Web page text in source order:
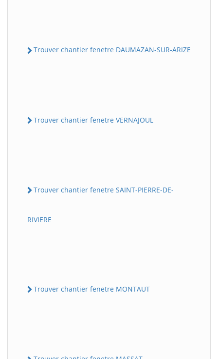
Trouver chantier fenetre DAUMAZAN-SUR-ARIZE
Trouver chantier fenetre VERNAJOUL
Trouver chantier fenetre SAINT-PIERRE-DE-
RIVIERE
Trouver chantier fenetre MONTAUT